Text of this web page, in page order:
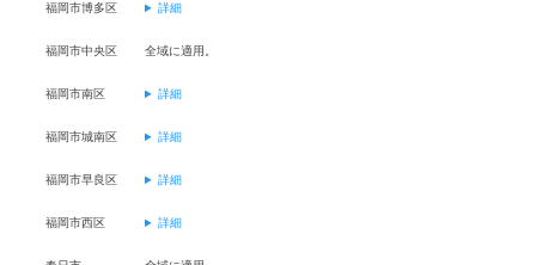
福岡市博多区 詳細
福岡市中央区 全域に適用。
福岡市南区 詳細
福岡市城南区 詳細
福岡市早良区 詳細
福岡市西区 詳細